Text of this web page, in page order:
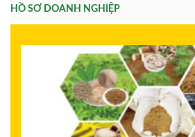
HỒ SƠ DOANH NGHIỆP